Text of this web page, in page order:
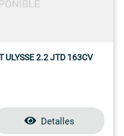
ULYSSE 2.2 JTD 163CV
Detalles